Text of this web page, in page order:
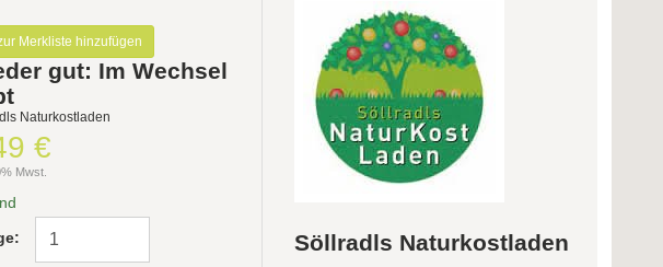
Merkliste hinzufügen
gut: Im Wechsel
Naturkostladen
€
Mwst.
Söllradls Naturkostladen